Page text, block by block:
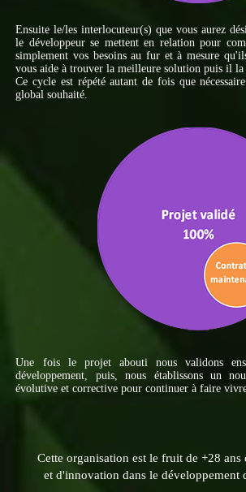
Ensuite le/les interlocuteur(s) que vous aurez
le développeur se mettent en relation pour
simplement vos besoins au fur et à mesure
vous aide à trouver la meilleure solution puis il
Ce cycle est répété autant de fois que
global souhaité.
Une fois le projet abouti nous validons
développement, puis, nous établissons un
évolutive et corrective pour continuer à faire
Cette organisation est le fruit de +28
et d'innovation dans le développement